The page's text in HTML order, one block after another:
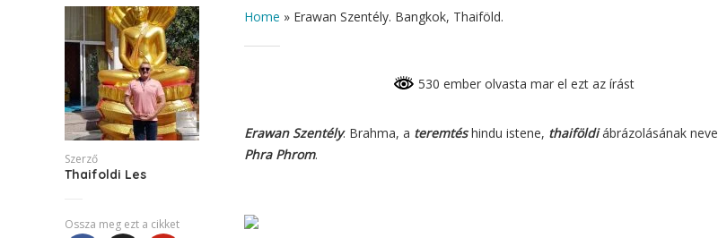
Szerző
Thaifoldi Les
Ossza meg ezt a cikket
Home » Erawan Szentély. Bangkok, Thaiföld.
530 ember olvasta mar el ezt az írást
Erawan Szentély. Brahma, a teremtéshindu istene, thaiföldiábrázolásának neve
Phra Phrom.